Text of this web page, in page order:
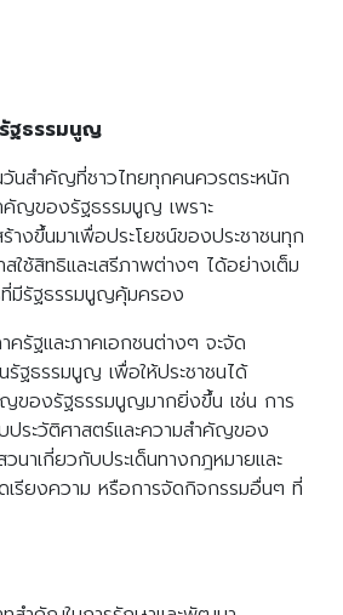
ฐธรรมนูญ
นสำคัญที่ชาวไทยทุกคนควรตระหนัก
ญของรัฐธรรมนูญ เพราะ
งขึ้นมาเพื่อประโยชน์ของประชาชนทุก
ใช้สิทธิและเสรีภาพต่างๆ ได้อย่างเต็ม
มีรัฐธรรมนูญคุ้มครอง
ครัฐและภาคเอกชนต่างๆ จะจัด
รัฐธรรมนูญ เพื่อให้ประชาชนได้
ของรัฐธรรมนูญมากยิ่งขึ้น เช่น การ
ประวัติศาสตร์และความสำคัญของ
นาเกี่ยวกับประเด็นทางกฎหมายและ
เรียงความ หรือการจัดกิจกรรมอื่นๆ ที่